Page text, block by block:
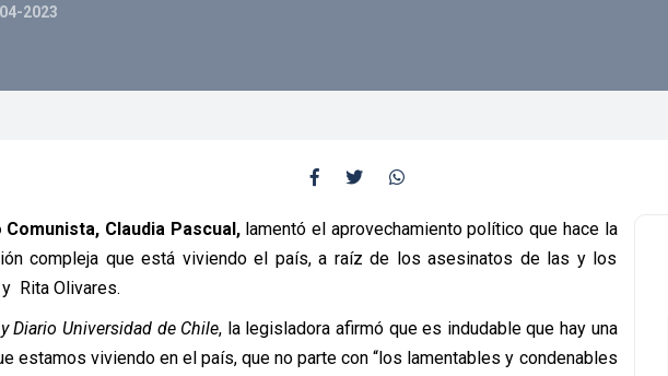
2023
Claudia Pascual,lamentó el aprovechamiento político que hace la
compleja que está viviendo el país, a raíz de los asesinatos de las y los
Rita Olivares.
Diario Universidad de Chile, la legisladora afirmó que es indudable que hay una
estamos viviendo en el país, que no parte con “los lamentables y condenables